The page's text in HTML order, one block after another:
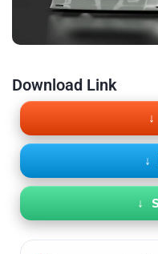
Download Link